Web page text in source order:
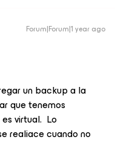
Forum|Forum|1 year ago
un backup a la
que tenemos
virtual. Lo
realiace cuando no